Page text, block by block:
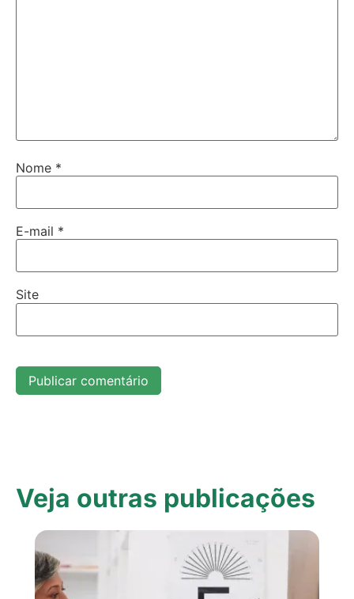
Nome *
E-mail *
Site
Veja outras publicações